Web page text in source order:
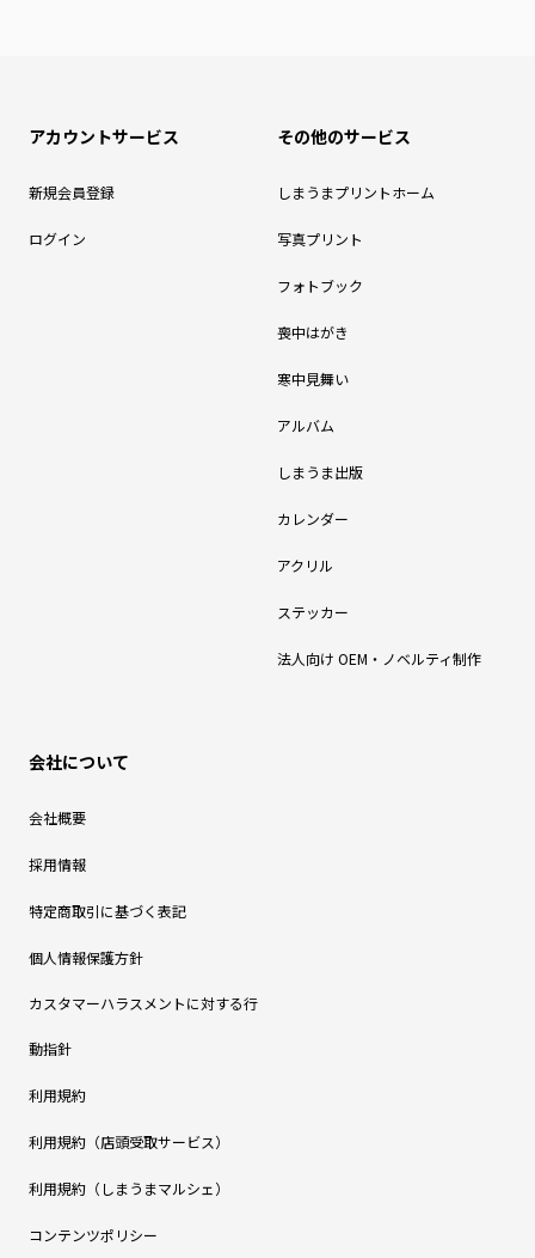
アカウントサービス
新規会員登録
ログイン
その他のサービス
しまうまプリントホーム
写真プリント
フォトブック
喪中はがき
寒中見舞い
アルバム
しまうま出版
カレンダー
アクリル
ステッカー
法人向け OEM・ノベルティ制作
会社について
会社概要
採用情報
特定商取引に基づく表記
個人情報保護方針
カスタマーハラスメントに対する行
動指針
利用規約
利用規約（店頭受取サービス）
利用規約（しまうまマルシェ）
コンテンツポリシー